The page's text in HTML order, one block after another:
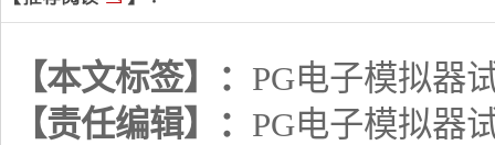
【本文标签】： PG电子模拟器
【责任编辑】： PG电子模拟器